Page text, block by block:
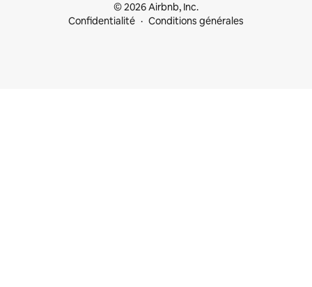
© 2026 Airbnb, Inc.
Confidentialité
Conditions générales